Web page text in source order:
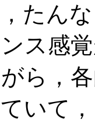
たん
ス感
ら，
いて